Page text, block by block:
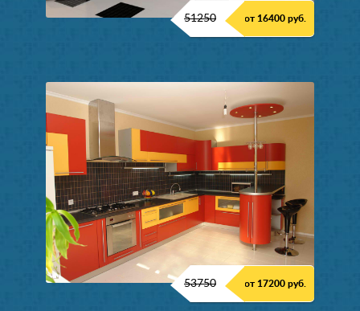
51250 от 16400 руб.
53750 от 17200 руб.